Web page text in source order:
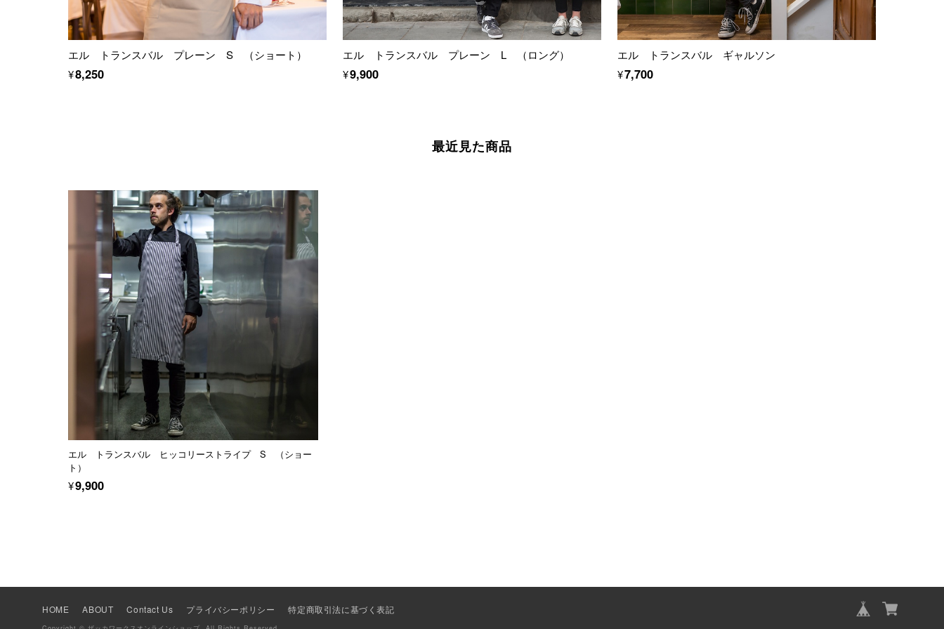
エル トランスバル プレーン S （ショート）
¥8,250
エル トランスバル プレーン L （ロング）
¥9,900
エル トランスバル ギャルソン
¥7,700
最近見た商品
エル トランスバル ヒッコリーストライプ S （ショー
ト）
¥9,900
HOME ABOUT Contact Us プライバシーポリシー 特定商取引法に基づく表記